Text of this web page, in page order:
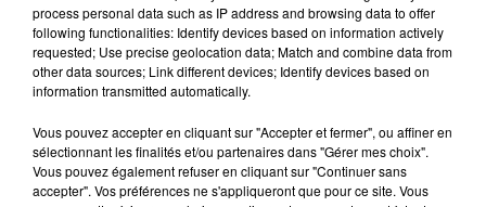
23 janvier 2026 - 2 min 28 sec
23.01.2026 - LES INFOS POUR BRILLER EN
SOCIÉTÉ
Revivez les meilleurs moments du Réveil de Canal FM
process personal data such as IP address and browsing data to offer
following functionalities: Identify devices based on information actively
requested; Use precise geolocation data; Match and combine data from
other data sources; Link different devices; Identify devices based on
information transmitted automatically.
Vous pouvez accepter en cliquant sur "Accepter et fermer", ou affiner en
sélectionnant les finalités et/ou partenaires dans "Gérer mes choix".
Vous pouvez également refuser en cliquant sur "Continuer sans
accepter". Vos préférences ne s'appliqueront que pour ce site. Vous